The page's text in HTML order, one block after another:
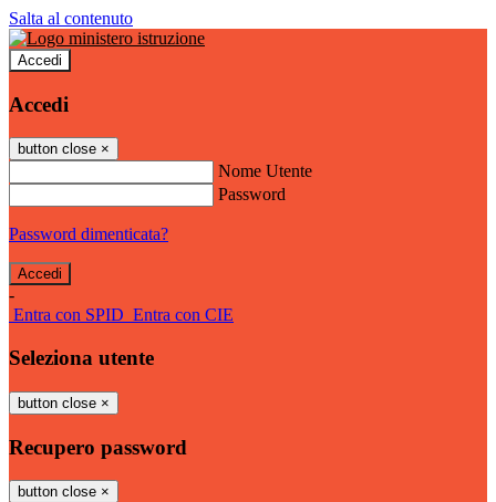
Salta al contenuto
Accedi
Accedi
button close ×
Nome Utente
Password
Password dimenticata?
-
Entra con SPID Entra con CIE
Seleziona utente
button close ×
Recupero password
button close ×